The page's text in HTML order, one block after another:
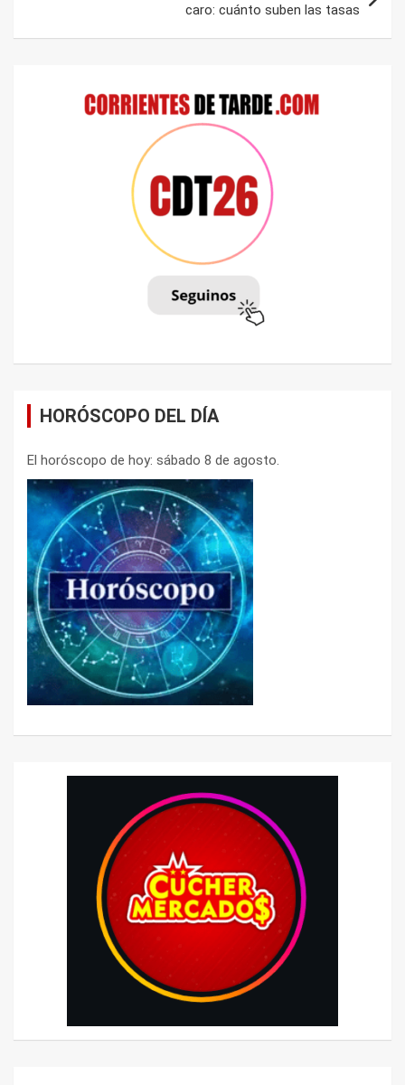
caro: cuánto suben las tasas
HORÓSCOPO DEL DÍA
El horóscopo de hoy: sábado 8 de agosto.